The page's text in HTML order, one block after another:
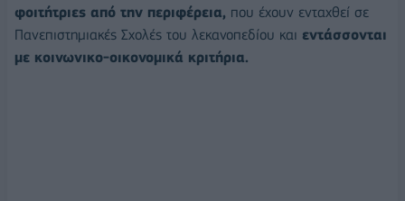
φοιτήτριες από την περιφέρεια, που έχουν ενταχθεί σε
Πανεπιστημιακές Σχολές του λεκανοπεδίου και εντάσσονται
με κοινωνικο-οικονομικά κριτήρια.